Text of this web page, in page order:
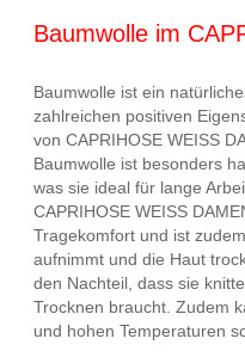
Baumwolle im
Baumwolle ist ein
zahlreichen positiven
von CAPRIHOSE WEISS
Baumwolle ist besonders
was sie ideal für lange
CAPRIHOSE WEISS
Tragekomfort und ist
aufnimmt und die Haut
den Nachteil, dass sie
Trocknen braucht. Zudem
und hohen Temperaturen